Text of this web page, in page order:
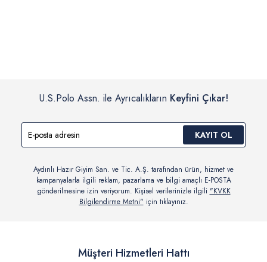
U.S.Polo Assn. ile Ayrıcalıkların Keyfini Çıkar!
KAYIT OL
Aydınlı Hazır Giyim San. ve Tic. A.Ş. tarafından ürün, hizmet ve
kampanyalarla ilgili reklam, pazarlama ve bilgi amaçlı E-POSTA
gönderilmesine izin veriyorum. Kişisel verilerinizle ilgili "KVKK
Bilgilendirme Metni" için tıklayınız.
Müşteri Hizmetleri Hattı